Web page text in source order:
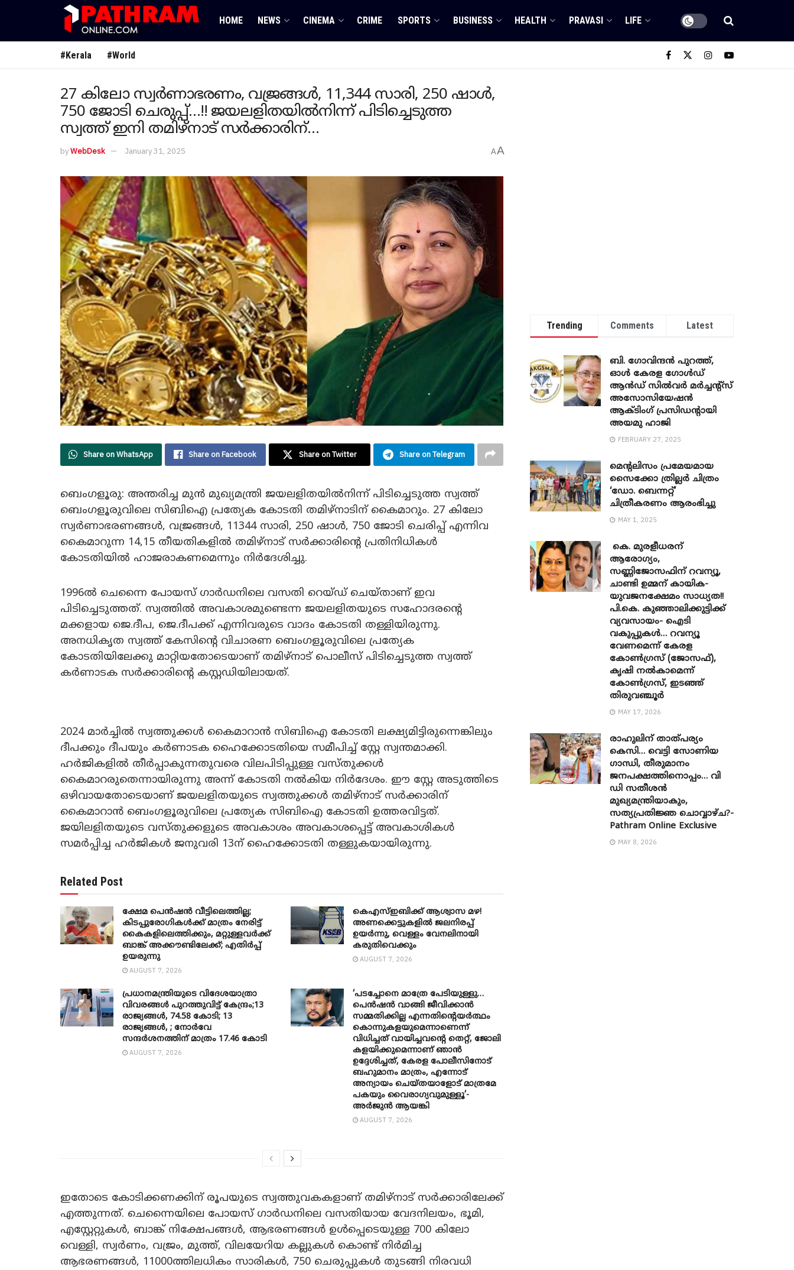
HOME NEWS CINEMA CRIME SPORTS BUSINESS HEALTH PRAVASI LIFE
#Kerala #World
27 കിലോ സ്വർണാഭരണം, വജ്രങ്ങൾ, 11,344 സാരി, 250 ഷാൾ,
750 ജോടി ചെരുപ്പ്…!! ജയലളിതയിൽനിന്ന് പിടിച്ചെടുത്ത
സ്വത്ത് ഇനി തമിഴ്നാട് സർക്കാരിന്…
byWebDesk January 31, 2025 AA
Share on WhatsApp Share on Facebook Share on Twitter Share on Telegram
ബെംഗളൂരു: അന്തരിച്ച മുൻ മുഖ്യമന്ത്രി ജയലളിതയിൽനിന്ന് പിടിച്ചെടുത്ത സ്വത്ത്
ബെംഗളൂരുവിലെ സിബിഐ പ്രത്യേക കോടതി തമിഴ്നാടിന് കൈമാറും. 27 കിലോ
സ്വർണാഭരണങ്ങൾ, വജ്രങ്ങൾ, 11344 സാരി, 250 ഷാൾ, 750 ജോടി ചെരിപ്പ് എന്നിവ
കൈമാറുന്ന 14,15 തീയതികളിൽ തമിഴ്നാട് സർക്കാരിന്റെ പ്രതിനിധികൾ
കോടതിയിൽ ഹാജരാകണമെന്നും നിർദേശിച്ചു.
1996ൽ ചെന്നൈ പോയസ് ഗാർഡനിലെ വസതി റെയ്ഡ് ചെയ്താണ് ഇവ
പിടിച്ചെടുത്തത്. സ്വത്തിൽ അവകാശമുണ്ടെന്ന ജയലളിതയുടെ സഹോദരന്റെ
മക്കളായ ജെ.ദീപ, ജെ.ദീപക്ക് എന്നിവരുടെ വാദം കോടതി തള്ളിയിരുന്നു.
അനധികൃത സ്വത്ത് കേസിന്റെ വിചാരണ ബെംഗളൂരുവിലെ പ്രത്യേക
കോടതിയിലേക്കു മാറ്റിയതോടെയാണ് തമിഴ്നാട് പൊലീസ് പിടിച്ചെടുത്ത സ്വത്ത്
കർണാടക സർക്കാരിന്റെ കസ്റ്റഡിയിലായത്.
2024 മാർച്ചിൽ സ്വത്തുക്കൾ കൈമാറാൻ സിബിഐ കോടതി ലക്ഷ്യമിട്ടിരുന്നെങ്കിലും
ദീപക്കും ദീപയും കർണാടക ഹൈക്കോടതിയെ സമീപിച്ച് സ്റ്റേ സ്വന്തമാക്കി.
ഹർജികളിൽ തീർപ്പാകുന്നതുവരെ വിലപിടിപ്പുള്ള വസ്തുക്കൾ
കൈമാറരുതെന്നായിരുന്നു അന്ന് കോടതി നൽകിയ നിർദേശം. ഈ സ്റ്റേ അടുത്തിടെ
ഒഴിവായതോടെയാണ് ജയലളിതയുടെ സ്വത്തുക്കൾ തമിഴ്‌നാട് സർക്കാരിന്
കൈമാറാൻ ബെംഗളൂരുവിലെ പ്രത്യേക സിബിഐ കോടതി ഉത്തരവിട്ടത്.
ജയിലളിതയുടെ വസ്തുക്കളുടെ അവകാശം അവകാശപ്പെട്ട് അവകാശികൾ
സമർപ്പിച്ച ഹർജികൾ ജനുവരി 13ന് ഹൈക്കോടതി തള്ളുകയായിരുന്നു.
Related Post
ക്ഷേമ പെൻഷൻ വീട്ടിലെത്തില്ല;
കിടപ്പുരോഗികൾക്ക് മാത്രം നേരിട്ട്
കൈകളിലെത്തിക്കും, മറ്റുള്ളവർക്ക്
ബാങ്ക് അക്കൗണ്ടിലേക്ക്; എതിർപ്പ്
ഉയരുന്നു
AUGUST 7, 2026
കെഎസ്ഇബിക്ക് ആശ്വാസ മഴ!
അണക്കെട്ടുകളിൽ ജലനിരപ്പ്
ഉയർന്നു, വെള്ളം വേനലിനായി
കരുതിവെക്കും
AUGUST 7, 2026
പ്രധാനമന്ത്രിയുടെ വിദേശയാത്രാ
വിവരങ്ങൾ പുറത്തുവിട്ട് കേന്ദ്രം;13
രാജ്യങ്ങൾ, 74.58 കോടി; 13
രാജ്യങ്ങൾ, ; നോർവേ
സന്ദർശനത്തിന് മാത്രം 17.46 കോടി
AUGUST 7, 2026
‘പടച്ചോനെ മാത്രേ പേടിയുള്ളു…
പെൻഷൻ വാങ്ങി ജീവിക്കാൻ
സമ്മതിക്കില്ല എന്നതിന്റെയർത്ഥം
കൊന്നുകളയുമെന്നാണെന്ന്
വിധിച്ചത് വായിച്ചവന്റെ തെറ്റ്, ജോലി
കളയിക്കുമെന്നാണ് ഞാൻ
ഉദ്ദേശിച്ചത്, കേരള പോലീസിനോട്
ബഹുമാനം മാത്രം, എന്നോട്
അന്യായം ചെയ്തയാളോട് മാത്രമേ
പകയും വൈരാഗ്യവുമുള്ളൂ’-
അർജുൻ ആയങ്കി
AUGUST 7, 2026
ഇതോടെ കോടിക്കണക്കിന് രൂപയുടെ സ്വത്തുവകകളാണ് തമിഴ്നാട് സർക്കാരിലേക്ക്
എത്തുന്നത്. ചെന്നൈയിലെ പോയസ് ഗാർഡനിലെ വസതിയായ വേദനിലയം, ഭൂമി,
എസ്റ്റേറ്റുകൾ, ബാങ്ക് നിക്ഷേപങ്ങൾ, ആഭരണങ്ങൾ ഉൾപ്പെടെയുള്ള 700 കിലോ
വെള്ളി, സ്വർണം, വജ്രം, മുത്ത്, വിലയേറിയ കല്ലുകൾ കൊണ്ട് നിർമിച്ച
ആഭരണങ്ങൾ, 11000ത്തിലധികം സാരികൾ, 750 ചെരുപ്പുകൾ തുടങ്ങി നിരവധി
Trending Comments Latest
ബി. ​ഗോവിന്ദൻ പുറത്ത്,
ഓൾ കേരള ഗോൾഡ്
ആൻഡ് സിൽവർ മർച്ചന്റ്സ്
അസോസിയേഷൻ
ആക്ടിംഗ് പ്രസിഡന്റായി
അയമു ഹാജി
FEBRUARY 27, 2025
മെന്‍റലിസം പ്രമേയമായ
സൈക്കോ ത്രില്ലർ ചിത്രം
‘ഡോ. ബെന്നറ്റ്’
ചിത്രീകരണം ആരംഭിച്ചു
MAY 1, 2025
കെ. മുരളീധരന്
ആരോഗ്യം,
സണ്ണിജോസഫിന് റവന്യൂ,
ചാണ്ടി ഉമ്മന് കായിക-
യുവജനക്ഷേമം സാധ്യത!!
പി.കെ. കുഞ്ഞാലിക്കുട്ടിക്ക്
വ്യവസായം- ഐടി
വകുപ്പുകൾ… റവന്യൂ
വേണമെന്ന് കേരള
കോൺഗ്രസ് (ജോസഫ്),
കൃഷി നൽകാമെന്ന്
കോൺഗ്രസ്, ഇടഞ്ഞ്
തിരുവഞ്ചൂർ
MAY 17, 2026
രാഹുലിന് താത്പര്യം
കെസി… വെട്ടി സോണിയ ​
ഗാന്ധി, തീരുമാനം
ജനപക്ഷത്തിനൊപ്പം… വി
ഡി സതീശൻ
മുഖ്യമന്ത്രിയാകും,
സത്യപ്രതിജ്ഞ ചൊവ്വാഴ്ച?-
Pathram Online Exclusive
MAY 8, 2026